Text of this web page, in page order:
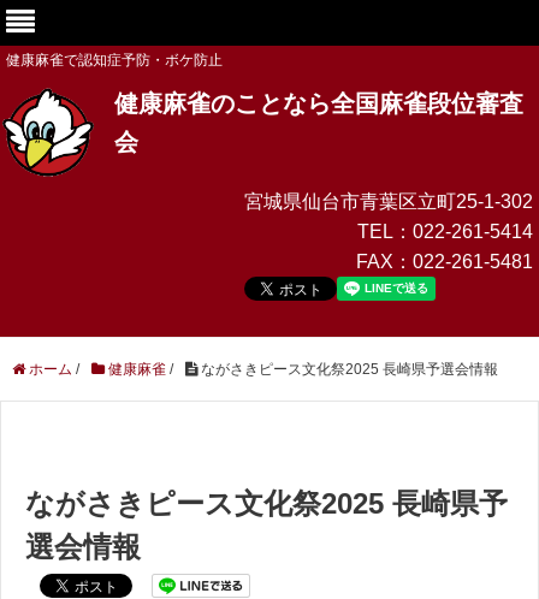
健康麻雀で認知症予防・ボケ防止
健康麻雀のことなら全国麻雀段位審査
会
宮城県仙台市青葉区立町25-1-302
TEL： 022-261-5414
FAX： 022-261-5481
ホーム / 健康麻雀 / ながさきピース文化祭2025 長崎県予選会情報
ながさきピース文化祭2025 長崎県予
選会情報